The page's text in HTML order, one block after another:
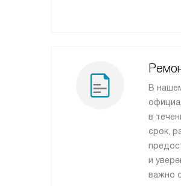
В
в
срок,
и
важно